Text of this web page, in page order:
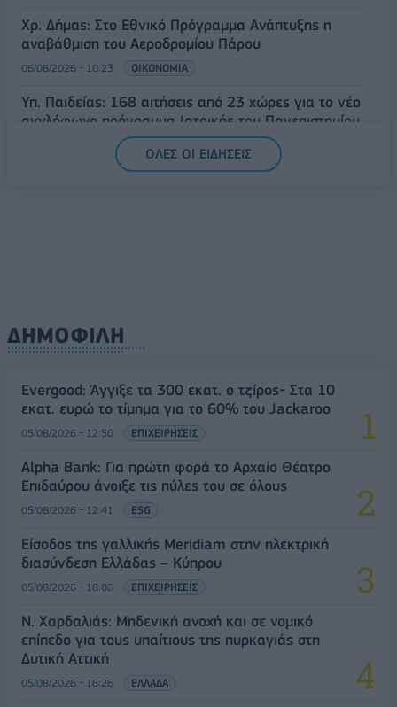
Χρ. Δήμας: Στο Εθνικό Πρόγραμμα Ανάπτυξης η
αναβάθμιση του Αεροδρομίου Πάρου
06/08/2026 - 10:23 ΟΙΚΟΝΟΜΙΑ
Υπ. Παιδείας: 168 αιτήσεις από 23 χώρες για το νέο
αγγλόφωνο πρόγραμμα Ιατρικής του Πανεπιστημίου
ΟΛΕΣ ΟΙ ΕΙΔΗΣΕΙΣ
ΔΗΜΟΦΙΛΗ
Evergood: Άγγιξε τα 300 εκατ. ο τζίρος- Στα 10
εκατ. ευρώ το τίμημα για το 60% του Jackaroo
05/08/2026 - 12:50 ΕΠΙΧΕΙΡΗΣΕΙΣ
Alpha Bank: Για πρώτη φορά το Αρχαίο Θέατρο
Επιδαύρου άνοιξε τις πύλες του σε όλους
05/08/2026 - 12:41 ESG
Είσοδος της γαλλικής Meridiam στην ηλεκτρική
διασύνδεση Ελλάδας – Κύπρου
05/08/2026 - 18:06 ΕΠΙΧΕΙΡΗΣΕΙΣ
Ν. Χαρδαλιάς: Μηδενική ανοχή και σε νομικό
επίπεδο για τους υπαίτιους της πυρκαγιάς στη
Δυτική Αττική
05/08/2026 - 16:26 ΕΛΛΑΔΑ